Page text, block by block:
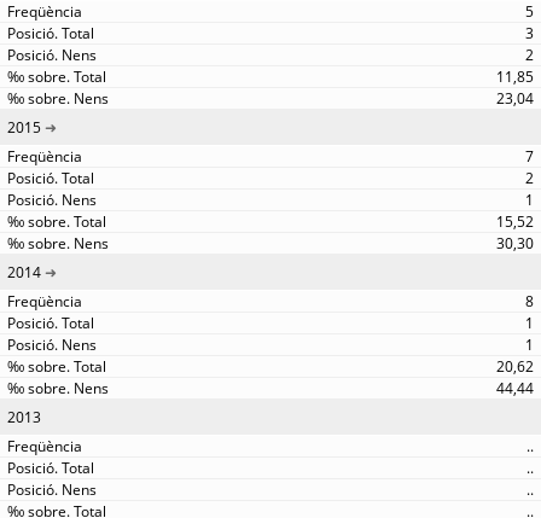
5
3
2
11,85
23,04
2015
7
2
1
15,52
30,30
2014
8
1
1
20,62
44,44
2013
..
..
..
..